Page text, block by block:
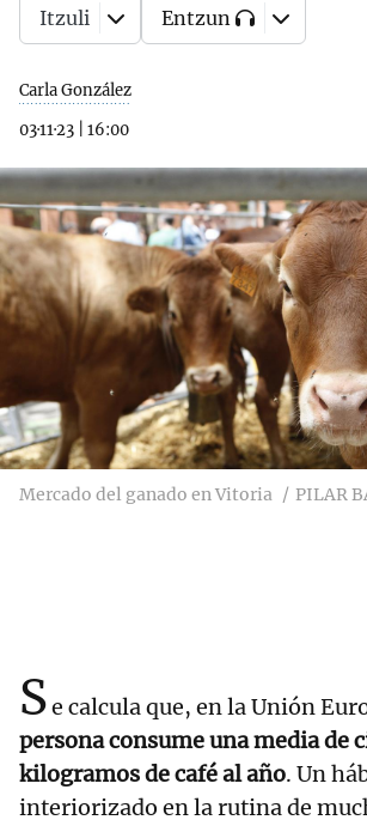
Carla González
03·11·23
16:00
Itzuli Entzun
Mercado del ganado en Vitoria PILAR
Se calcula que, en la Unión
persona consume una media de
kilogramos de café al año. Un
interiorizado en la rutina de